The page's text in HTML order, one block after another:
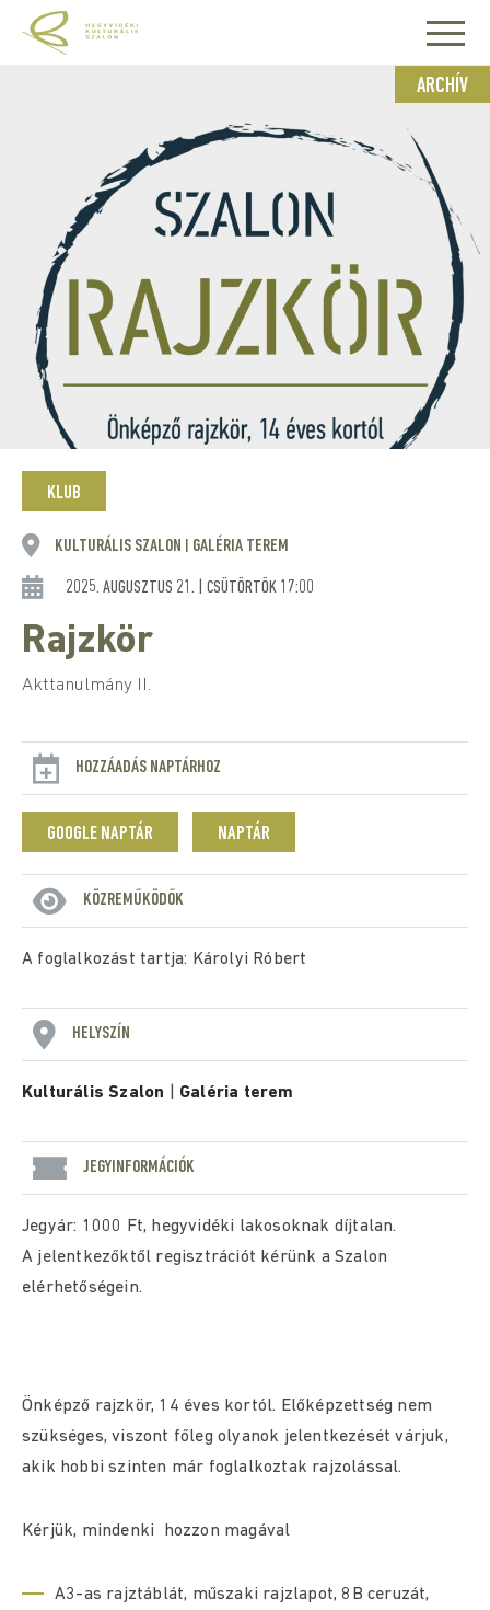
ARCHÍV
KLUB
KULTURÁLIS SZALON GALÉRIA TEREM
2025. AUGUSZTUS 21. | CSÜTÖRTÖK 17:00
Rajzkör
Akttanulmány II.
HOZZÁADÁS NAPTÁRHOZ
GOOGLE NAPTÁR NAPTÁR
KÖZREMŰKÖDŐK
A foglalkozást tartja: Károlyi Róbert
HELYSZÍN
Kulturális Szalon Galéria terem
JEGYINFORMÁCIÓK
Jegyár: 1000 Ft, hegyvidéki lakosoknak díjtalan.
A jelentkezőktől regisztrációt kérünk a Szalon
elérhetőségein.
Önképző rajzkör, 14 éves kortól. Előképzettség nem
szükséges, viszont főleg olyanok jelentkezését várjuk,
akik hobbi szinten már foglalkoztak rajzolással.
Kérjük, mindenki hozzon magával
A3-as rajztáblát, műszaki rajzlapot, 8B ceruzát,